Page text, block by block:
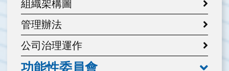
組織架構圖
管理辦法
公司治理運作
功能性委員會